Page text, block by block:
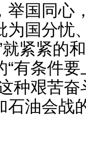
国同心
为国分忧
就紧紧的
“有条件
种艰苦
石油会战